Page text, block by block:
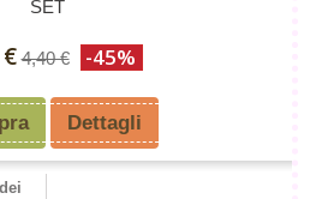
SET
4,40 € -45%
Dettagli